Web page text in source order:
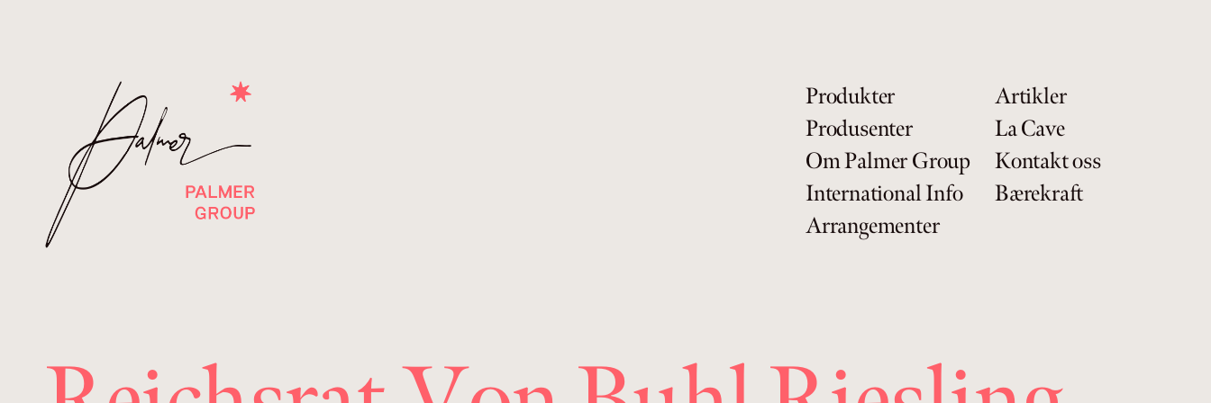
Produkter
Produsenter
Om Palmer Group
International Info
Arrangementer
Artikler
La Cave
Kontakt oss
Bærekraft